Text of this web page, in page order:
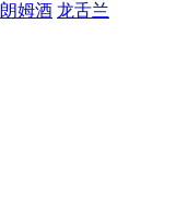
朗姆酒 龙舌兰